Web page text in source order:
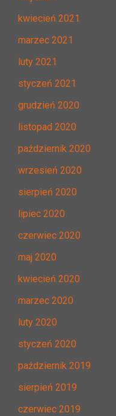
kwiecień 2021
marzec 2021
luty 2021
styczeń 2021
grudzień 2020
listopad 2020
październik 2020
wrzesień 2020
sierpień 2020
lipiec 2020
czerwiec 2020
maj 2020
kwiecień 2020
marzec 2020
luty 2020
styczeń 2020
październik 2019
sierpień 2019
czerwiec 2019